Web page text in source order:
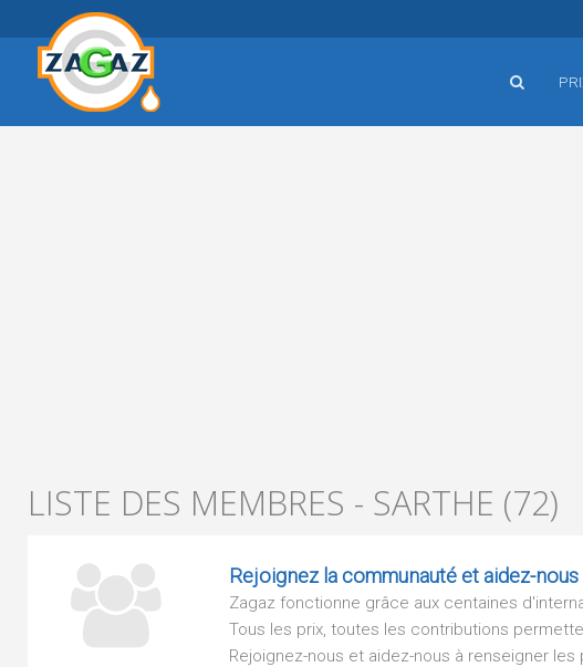
LISTE DES MEMBRES - SARTHE (72)
Rejoignez la communauté et aidez-
Zagaz fonctionne grâce aux centaines
Tous les prix, toutes les contributions
Rejoignez-nous et aidez-nous à renseigner les